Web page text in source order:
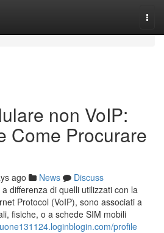
non VoIP:
Come Procurare
ago News
Discuss
differenza di quelli utilizzati con la
Protocol (VoIP), sono associati a
fisiche, o a schede SIM mobili
profile